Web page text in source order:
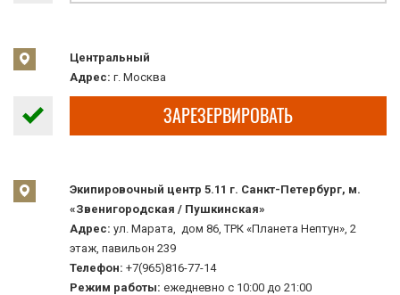
Центральный
Адрес: г. Москва
ЗАРЕЗЕРВИРОВАТЬ
Экипировочный центр 5.11 г. Санкт-Петербург, м.
«Звенигородская / Пушкинская»
Адрес: ул. Марата, дом 86, ТРК «Планета Нептун», 2
этаж, павильон 239
Телефон: +7(965)816-77-14
Режим работы: ежедневно с 10:00 до 21:00